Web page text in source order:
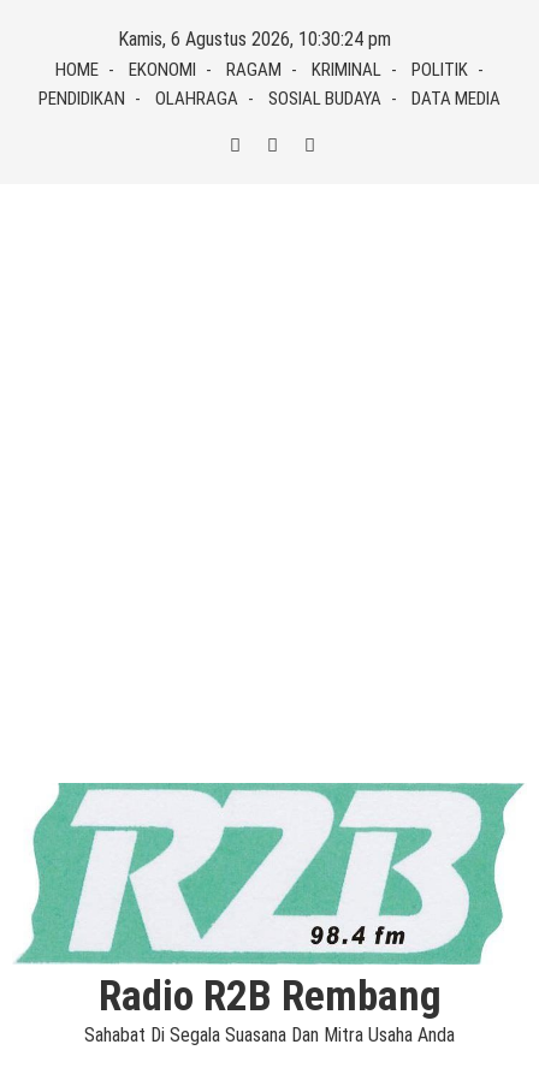
content
Kamis, 6 Agustus 2026, 10:30:25 pm
HOME EKONOMI RAGAM KRIMINAL
POLITIK
PENDIDIKAN
OLAHRAGA SOSIAL BUDAYA DATA MEDIA
Radio R2B Rembang
Sahabat Di Segala Suasana Dan Mitra Usaha Anda